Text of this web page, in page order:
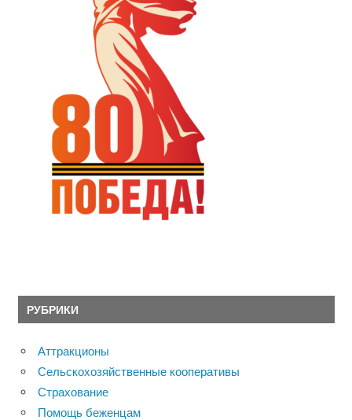
РУБРИКИ
Аттракционы
Сельскохозяйственные кооперативы
Страхование
Помощь беженцам